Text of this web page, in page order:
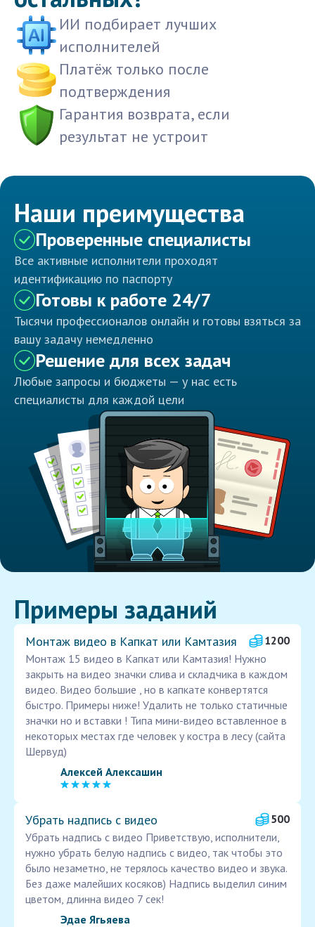
ИИ подбирает лучших
исполнителей
Платёж только после
подтверждения
Гарантия возврата, если
результат не устроит
Наши преимущества
Проверенные специалисты
Все активные исполнители проходят
идентификацию по паспорту
Готовы к работе 24/7
Тысячи профессионалов онлайн и готовы взяться за
вашу задачу немедленно
Решение для всех задач
Любые запросы и бюджеты — у нас есть
специалисты для каждой цели
Примеры заданий
Монтаж видео в Капкат или Камтазия
1200
Монтаж 15 видео в Капкат или Камтазия! Нужно
закрыть на видео значки слива и складчика в каждом
видео. Видео большие , но в капкате конвертятся
быстро. Примеры ниже! Удалить не только статичные
значки но и вставки ! Типа мини-видео вставленное в
некоторых местах где человек у костра в лесу (сайта
Шервуд)
Алексей Алексашин
Убрать надпись с видео
500
Убрать надпись с видео Приветствую, исполнители,
нужно убрать белую надпись с видео, так чтобы это
было незаметно, не терялось качество видео и звука.
Без даже малейших косяков) Надпись выделил синим
цветом, длинна видео 7 сек!
Эдае Ягьяева